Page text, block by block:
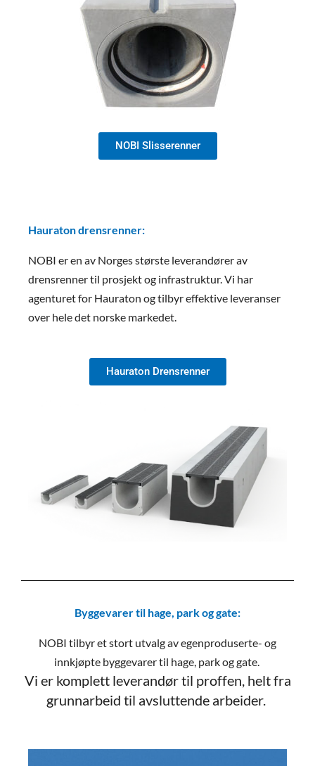
NOBI Slisserenner
Hauraton drensrenner:
NOBI er en av Norges største leverandører av
drensrenner til prosjekt og infrastruktur. Vi har
agenturet for Hauraton og tilbyr effektive leveranser
over hele det norske markedet.
Hauraton Drensrenner
Byggevarer til hage, park og gate:
NOBI tilbyr et stort utvalg av egenproduserte- og
innkjøpte byggevarer til hage, park og gate.
Vi er komplett leverandør til proffen, helt fra
grunnarbeid til avsluttende arbeider.